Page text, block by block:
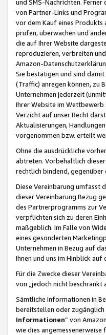
und SMS-Nachrichten.
von Partner-Links und
vor dem Kauf eines
prüfen, überwachen und
die auf Ihrer Website
reproduzieren, verbreiten
Amazon-
Sie bestätigen und sind
(Traffic) anregen können, zu
Unternehmen jederzeit
Ihrer Website im Wettbewerb
Verzicht auf unser Recht
Aktualisierungen,
vorgenommen bzw. erteilt
Ohne die ausdrückliche
abtreten. Vorbehaltlich
rechtlich bindend,
Diese Vereinbarung umfasst
dieser Vereinbarung Bezug
des Partnerprogramms zur
verpflichten sich zu deren
maßgeblich. Im Falle von
eines gesonderten
Unternehmen in Bezug auf
Ihnen und uns im Hinblick
Für die Zwecke dieser
von „jedoch nicht beschränkt
Sämtliche Informationen in
bereitstellen oder zugänglich
Informationen“ von
wie dies